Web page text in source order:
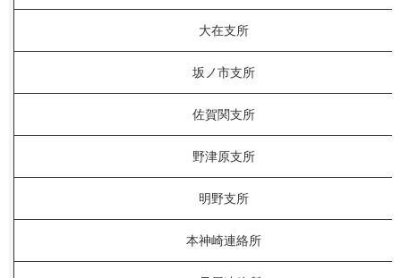
大在支所
坂ノ市支所
佐賀関支所
野津原支所
明野支所
本神崎連絡所